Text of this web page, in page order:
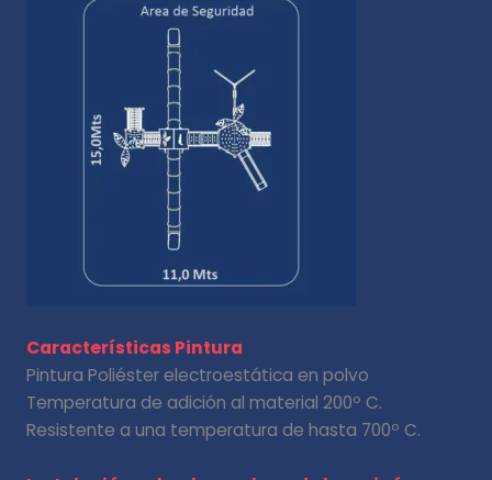
Características Pintura
Pintura Poliéster electroestática en polvo
Temperatura de adición al material 200º C.
Resistente a una temperatura de hasta 700º C.